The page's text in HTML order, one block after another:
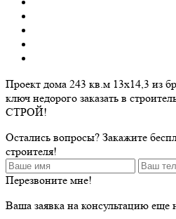
Проект дома 243 кв.м 13х14,3 из
ключ недорого заказать в
СТРОЙ!
Остались вопросы? Закажите
строителя!
Перезвоните мне!
Ваша заявка на консультацию еще